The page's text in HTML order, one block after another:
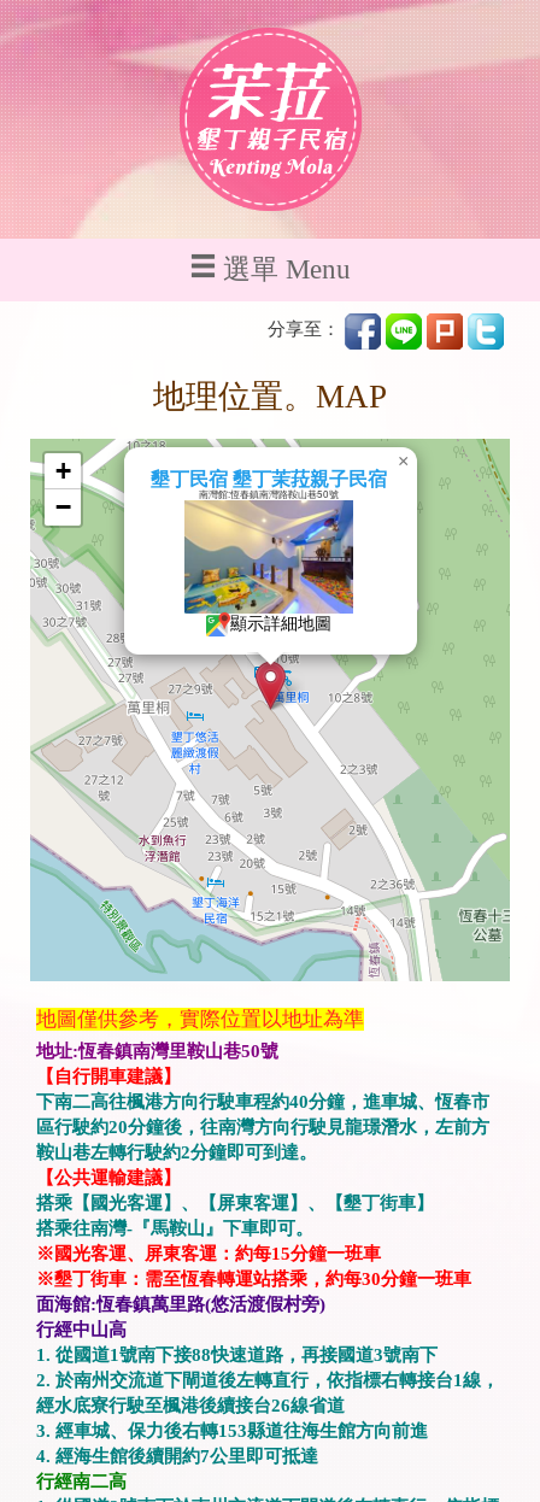
選單 Menu
分享至：
地理位置。MAP
墾丁民宿 墾丁茉菈親子民宿
南灣館:恆春鎮南灣路鞍山巷50號
顯示詳細地圖
×
+
−
地圖僅供參考，實際位置以地址為準
地址:恆春鎮南灣里鞍山巷50號
【自行開車建議】
下南二高往楓港方向行駛車程約40分鐘，進車城、恆春市
區行駛約20分鐘後，往南灣方向行駛見龍璟潛水，左前方
鞍山巷左轉行駛約2分鐘即可到達。
【公共運輸建議】
搭乘【國光客運】、【屏東客運】、【墾丁街車】
搭乘往南灣-『馬鞍山』下車即可。
※國光客運、屏東客運：約每15分鐘一班車
※墾丁街車：需至恆春轉運站搭乘，約每30分鐘一班車
面海館:恆春鎮萬里路(悠活渡假村旁)
行經中山高
1. 從國道1號南下接88快速道路，再接國道3號南下
2. 於南州交流道下閘道後左轉直行，依指標右轉接台1線，
經水底寮行駛至楓港後續接台26線省道
3. 經車城、保力後右轉153縣道往海生館方向前進
4. 經海生館後續開約7公里即可抵達
行經南二高